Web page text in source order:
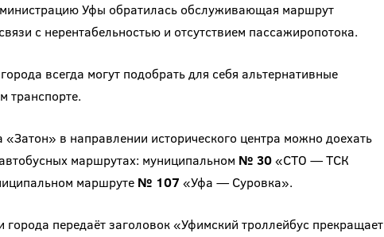
Уфы обратилась обслуживающая маршрут
с нерентабельностью и отсутствием пассажиропотока.
всегда могут подобрать для себя альтернативные
транспорте.
в направлении исторического центра можно доехать
маршрутах: муниципальном № 30«СТО — ТСК
маршруте № 107 «Уфа — Суровка».
передаёт заголовок «Уфимский троллейбус прекращает